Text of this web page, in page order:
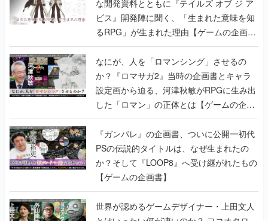
な開発資料とともに『テイルズ オブ ジ ア
ビス』開発陣に聞く、「生まれた意味を知
るRPG」が生まれた理由【ゲームの企画
書】
なにが、人を「ロマンシング」させるの
か？『ロマサガ2』当時の企画書とキャラ
設定画から迫る、河津秋敏がRPGに生み出
した「ロマン」の正体とは【ゲームの企画
書】
『ガンパレ』の企画書、ついに公開━初代
PSの伝説的タイトルは、なぜ生まれたの
か？そして『LOOP8』へ受け継がれたもの
【ゲームの企画書】
世界が認めるゲームデザイナー・上田文人